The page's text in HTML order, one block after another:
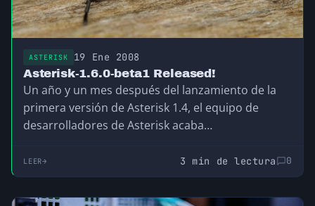
ASTERISK 19 Ene 2008
Asterisk-1.6.0-beta1 Released!
Un año y un mes después del lanzamiento de la
primera versión de Asterisk 1.4, el equipo de
desarrolladores de Asterisk acaba…
LEER 3 min de lectura 0